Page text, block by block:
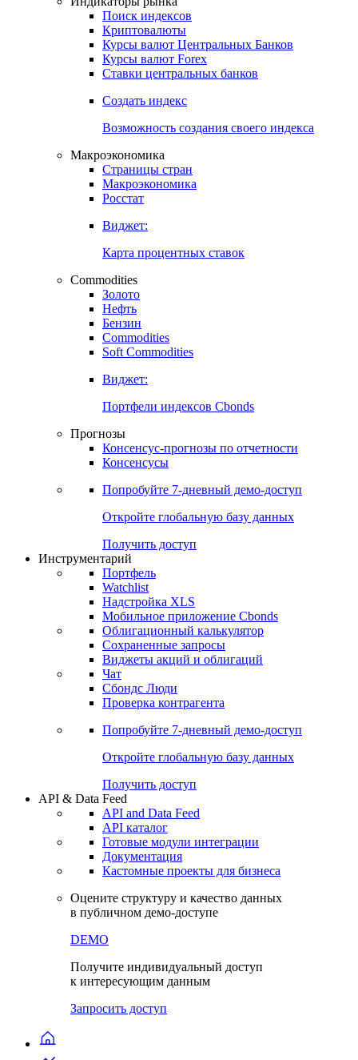
Поиск индексов
Криптовалюты
Курсы валют Центральных Банков
Курсы валют Forex
Ставки центральных банков
Создать индекс
Возможность создания своего индекса
Макроэкономика
Страницы стран
Макроэкономика
Росстат
Виджет:
Карта процентных ставок
Commodities
Золото
Нефть
Бензин
Commodities
Soft Commodities
Виджет:
Портфели индексов Cbonds
Прогнозы
Консенсус-прогнозы по отчетности
Консенсусы
Попробуйте 7-дневный демо-доступ
Откройте глобальную базу данных
Получить доступ
Инструментарий
Портфель
Watchlist
Надстройка XLS
Мобильное приложение Cbonds
Облигационный калькулятор
Сохраненные запросы
Виджеты акций и облигаций
Чат
Сбондс Люди
Проверка контрагента
Попробуйте 7-дневный демо-доступ
Откройте глобальную базу данных
Получить доступ
API & Data Feed
API and Data Feed
API каталог
Готовые модули интеграции
Документация
Кастомные проекты для бизнеса
Оцените структуру и качество данных
в публичном демо-доступе
DEMO
Получите индивидуальный доступ
к интересующим данным
Запросить доступ